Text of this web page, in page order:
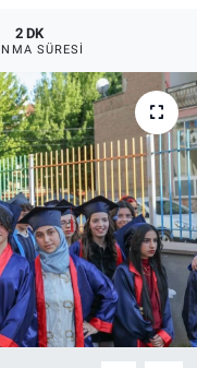
2 DK
SÜRESI